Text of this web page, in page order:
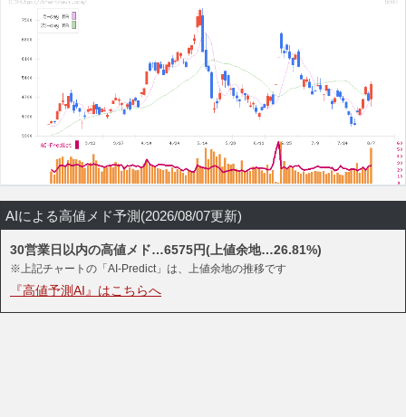
AIによる高値メド予測(2026/08/07更新)
30営業日以内の高値メド…6575円(上値余地…26.81%)
※上記チャートの「AI-Predict」は、上値余地の推移です
『高値予測AI』はこちらへ